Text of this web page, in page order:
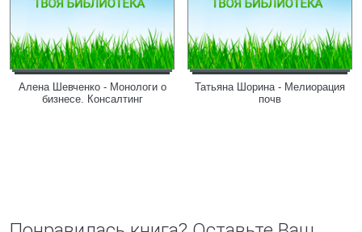
Алена Шевченко - Монологи о
бизнесе. Консалтинг
Татьяна Шорина - Мелиорация
почв